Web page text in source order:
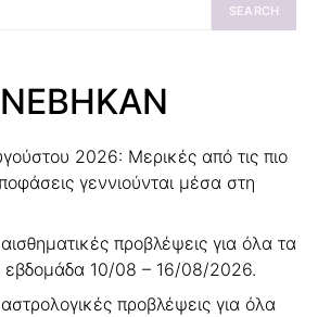
SEARCH
2026: Μερικές από τις πιο
γεννιούνται μέσα στη
προβλέψεις για όλα τα
εβδομάδα 10/08 – 16/08/2026.
προβλέψεις για όλα